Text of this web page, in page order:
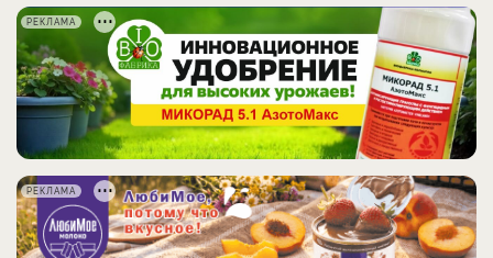
РЕКЛАМА
РЕКЛАМА